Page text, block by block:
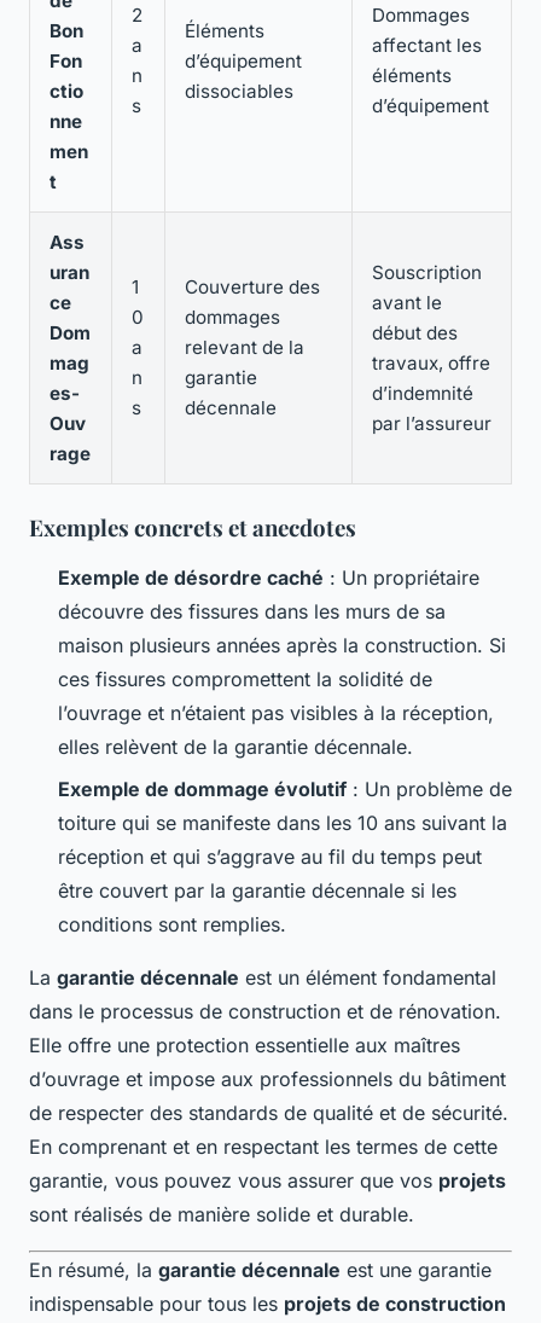
Bon
Fon
ctio
nne
men
t
2
a
n
s
Éléments
d’équipement
dissociables
Dommages
affectant les
éléments
d’équipement
Ass
uran
ce
Dom
mag
es-
Ouv
rage
1
0
a
n
s
Couverture des
dommages
relevant de la
garantie
décennale
Souscription
avant le
début des
travaux, offre
d’indemnité
par l’assureur
Exemples concrets et anecdotes
Exemple de désordre caché : Un propriétaire
découvre des fissures dans les murs de sa
maison plusieurs années après la construction. Si
ces fissures compromettent la solidité de
l’ouvrage et n’étaient pas visibles à la réception,
elles relèvent de la garantie décennale.
Exemple de dommage évolutif : Un problème de
toiture qui se manifeste dans les 10 ans suivant la
réception et qui s’aggrave au fil du temps peut
être couvert par la garantie décennale si les
conditions sont remplies.
La garantie décennale est un élément fondamental
dans le processus de construction et de rénovation.
Elle offre une protection essentielle aux maîtres
d’ouvrage et impose aux professionnels du bâtiment
de respecter des standards de qualité et de sécurité.
En comprenant et en respectant les termes de cette
garantie, vous pouvez vous assurer que vos projets
sont réalisés de manière solide et durable.
En résumé, la garantie décennale est une garantie
indispensable pour tous les projets de construction